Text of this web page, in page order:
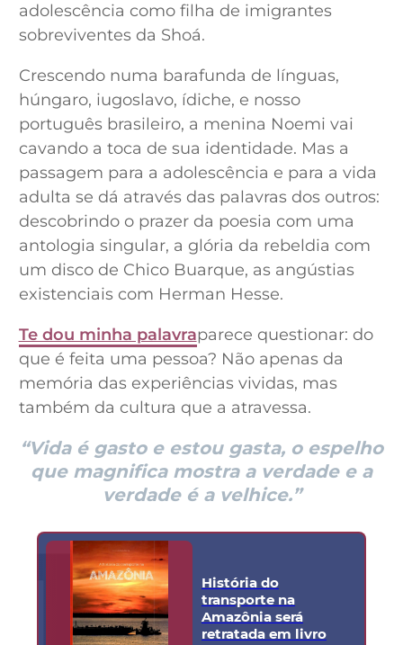
adolescência como filha de imigrantes
sobreviventes da Shoá.
Crescendo numa barafunda de línguas,
húngaro, iugoslavo, ídiche, e nosso
português brasileiro, a menina Noemi vai
cavando a toca de sua identidade. Mas a
passagem para a adolescência e para a vida
adulta se dá através das palavras dos outros:
descobrindo o prazer da poesia com uma
antologia singular, a glória da rebeldia com
um disco de Chico Buarque, as angústias
existenciais com Herman Hesse.
Te dou minha palavraparece questionar: do
que é feita uma pessoa? Não apenas da
memória das experiências vividas, mas
também da cultura que a atravessa.
“Vida é gasto e estou gasta, o espelho
que magnifica mostra a verdade e a
verdade é a velhice.”
História do
transporte na
Amazônia será
retratada em livro